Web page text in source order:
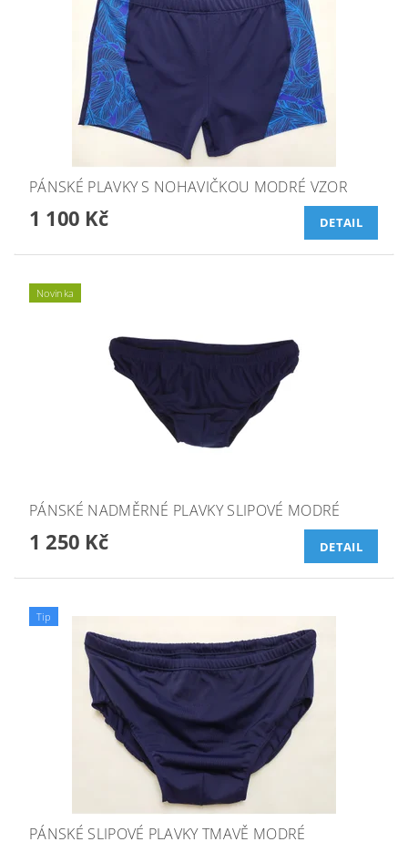
PÁNSKÉ PLAVKY S NOHAVIČKOU MODRÉ VZOR
1 100 Kč DETAIL
Novinka
PÁNSKÉ NADMĚRNÉ PLAVKY SLIPOVÉ MODRÉ
1 250 Kč DETAIL
Tip
PÁNSKÉ SLIPOVÉ PLAVKY TMAVĚ MODRÉ